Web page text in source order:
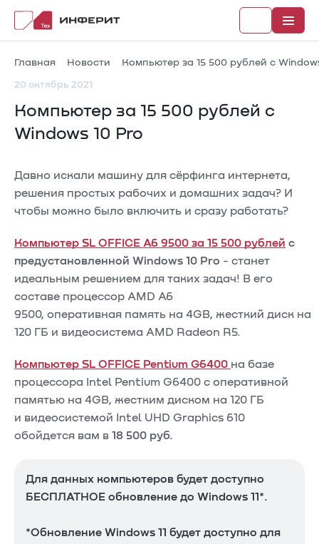
Рубрики
Документы
Главная Новости Компьютер за 15 500 рублей с
20 октябрь 2021
Компьютер за 15 500 рублей с
Windows 10 Pro
Давно искали машину для сёрфинга интернета,
решения простых рабочих и домашних задач? И
чтобы можно было включить и сразу работать?
Компьютер SL OFFICE A6 9500 за 15 500 рублей с
предустановленной Windows 10 Pro - станет
идеальным решением для таких задач! В его
составе процессор AMD A6
9500, оперативная память на 4GB, жесткий диск на
120 ГБ и видеосистема AMD Radeon R5.
Компьютер SL OFFICE Pentium G6400 на базе
процессора Intel Pentium G6400 с оперативной
памятью на 4GB, жестким диском на 120 ГБ
и видеосистемой Intel UHD Graphics 610
обойдется вам в 18 500 руб.
Для данных компьютеров будет доступно
БЕСПЛАТНОЕ обновление до Windows 11*.
*Обновление Windows 11 будет доступно для